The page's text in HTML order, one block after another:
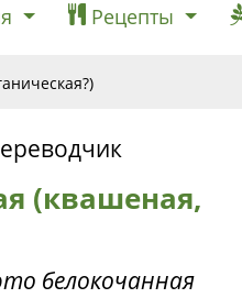
Рецепты
(квашеная,
белокочанная